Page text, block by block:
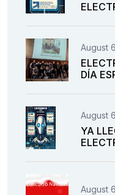
August
DÍA
August
YA
August